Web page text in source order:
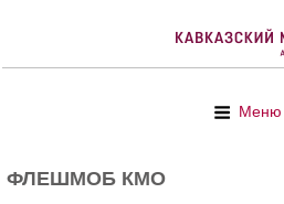
Меню
ФЛЕШМОБ КМО